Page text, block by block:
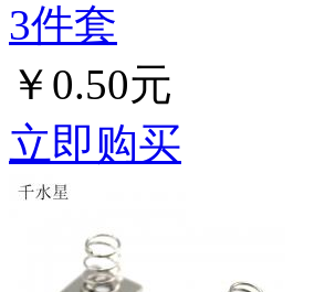
3件套
￥0.50元
立即购买